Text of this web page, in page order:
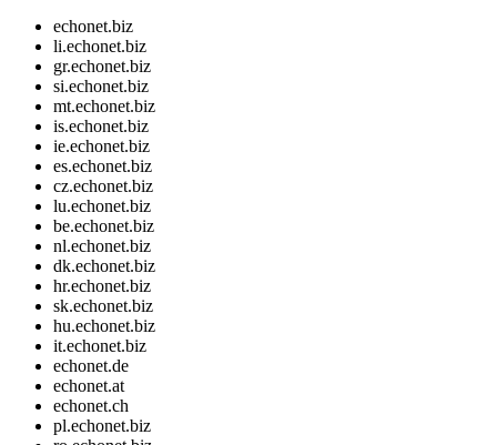
echonet.biz
li.echonet.biz
gr.echonet.biz
si.echonet.biz
mt.echonet.biz
is.echonet.biz
ie.echonet.biz
es.echonet.biz
cz.echonet.biz
lu.echonet.biz
be.echonet.biz
nl.echonet.biz
dk.echonet.biz
hr.echonet.biz
sk.echonet.biz
hu.echonet.biz
it.echonet.biz
echonet.de
echonet.at
echonet.ch
pl.echonet.biz